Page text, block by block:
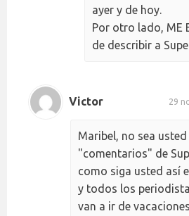
ayer y de hoy.
Por otro lado, ME
de describir a
Victor 29
Maribel, no sea
"comentarios" de
como siga usted así
y todos los
van a ir de